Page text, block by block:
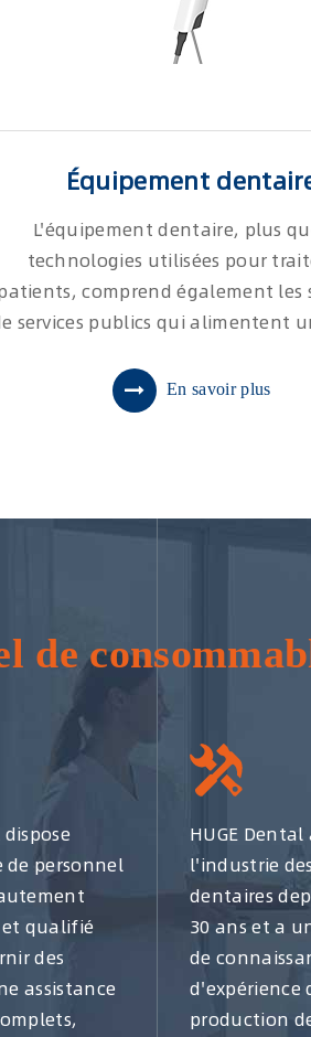
Équipement
L'équipement dentaire, plus
technologies utilisées pour
comprend également les
services publics qui alimentent
protocoles de contrôle des
En savoir plus
de
dispose
de personnel
qualifié
des
assistance
HUGE
l'industrie
dentaires
30 ans et a
de
d'expérience
production